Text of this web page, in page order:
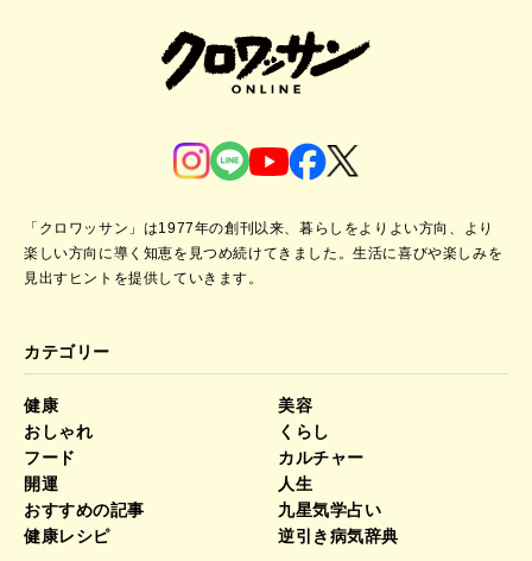
「クロワッサン」は1977年の創刊以来、暮らしをよりよい方向、より
楽しい方向に導く知恵を見つめ続けてきました。生活に喜びや楽しみを
見出すヒントを提供していきます。
カテゴリー
健康
美容
おしゃれ
くらし
フード
カルチャー
開運
人生
おすすめの記事
九星気学占い
健康レシピ
逆引き病気辞典